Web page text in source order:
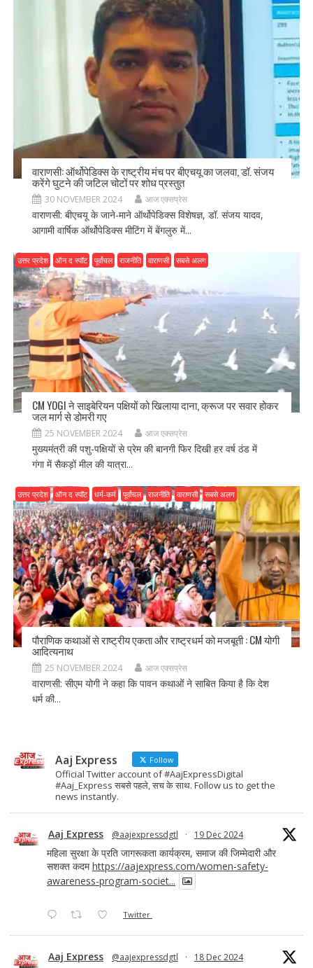
वाराणसी: ऑर्थोपेडिक्स के राष्ट्रीय मंच पर बीएचयू का जलवा, डॉ. संजय
करेंगे घुटने की जटिल चोटों पर शोध प्रस्तुत
30 NOVEMBER 2024 आज एक्सप्रेस
वाराणसी: बीएचयू के जाने-माने ऑर्थोपेडिक्स विशेषज्ञ, डॉ. संजय यादव,
आगामी वार्षिक ऑर्थोपेडिक्स मीटिंग में बेंगलुरु में...
उत्तर प्रदेश ऑन द स्पॉट पूर्वांचल राजनीति वाराणसी सबसे अलग
CM YOGI ने साइबेरियन पक्षियों को खिलाया दाना, क्रूज पर सवार होकर
जल मार्ग से डोमरी गए
25 NOVEMBER 2024 आज एक्सप्रेस
मुख्यमंत्री की पशु-पक्षियों से प्रेम की बानगी फिर दिखी हर वर्ष ठंड में
गंगा में सैकड़ों मील की यात्रा...
उत्तर प्रदेश ऑन द स्पॉट धर्म-कर्म पूर्वांचल राजनीति वाराणसी सबसे अलग
पौराणिक कथाओं से राष्ट्रीय एकता और राष्ट्रधर्म को मजबूती : CM योगी
आदित्यनाथ
25 NOVEMBER 2024 आज एक्सप्रेस
वाराणसी: सीएम योगी ने कहा कि पावन कथाओं ने साबित किया है कि देश
धर्म की...
Aaj Express Follow
Official Twitter account of #AajExpressDigital
#Aaj_Express सबसे पहले, सच के साथ. Follow us to get the
news instantly.
Aaj Express @aajexpressdgtl · 19 Dec 2024
महिला सुरक्षा के प्रति जागरूकता कार्यक्रम, समाज की जिम्मेदारी और
सशक्त कदमhttps://aajexpress.com/women-safety-
awareness-program-societ...
Twitter
Aaj Express @aajexpressdgtl · 18 Dec 2024